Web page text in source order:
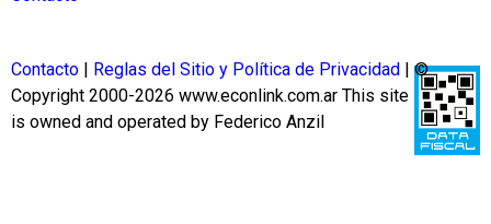
Contacto Reglas del Sitio y Política de Privacidad
| ©
Copyright 2000-2026 www.econlink.com.ar This site
is owned and operated by Federico Anzil